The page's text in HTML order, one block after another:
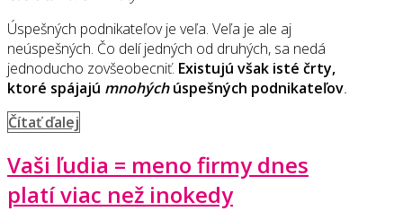
Úspešných podnikateľov je veľa. Veľa je ale aj
neúspešných. Čo delí jedných od druhých, sa nedá
jednoducho zovšeobecniť. Existujú však isté črty,
ktoré spájajú mnohýchúspešných podnikateľov.
Čítať ďalej
typ
na
podnikanie?“
Vaši ľudia = meno firmy dnes
platí viac než inokedy